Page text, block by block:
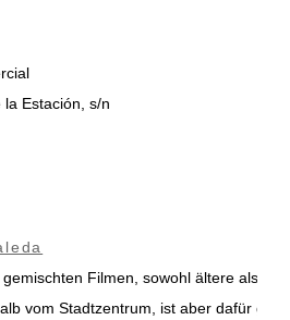
Estación, s/n
Filmen, sowohl ältere als
vom Stadtzentrum, ist aber dafür